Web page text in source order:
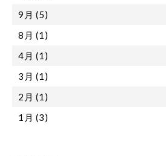
9月 (5)
8月 (1)
4月 (1)
3月 (1)
2月 (1)
1月 (3)